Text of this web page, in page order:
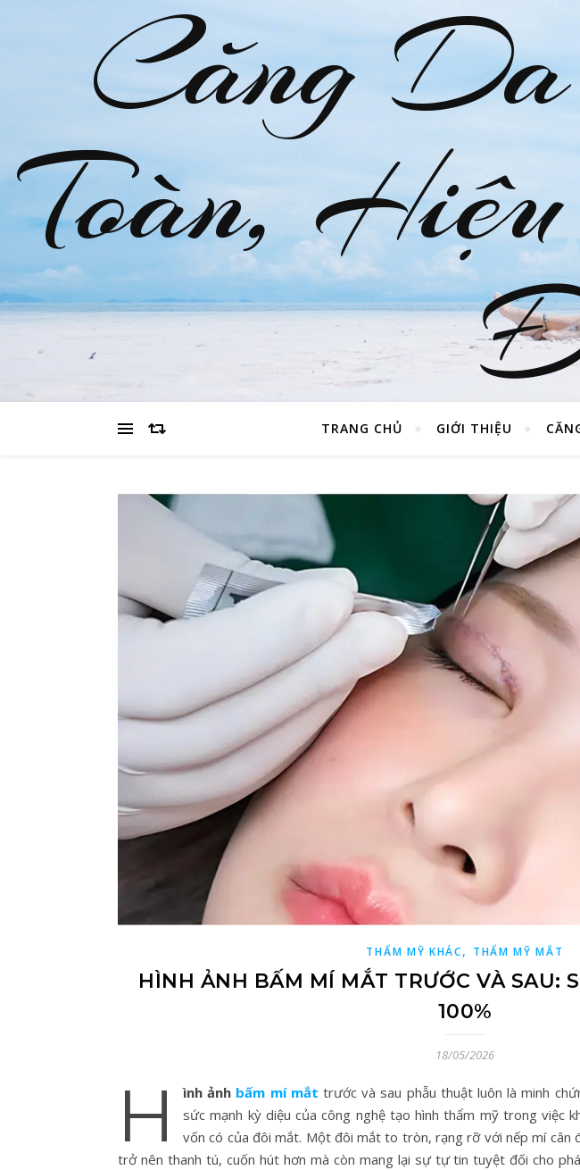
Căng
Toàn,
TRANG CHỦ GIỚI THIỆU
THẨM MỸ KHÁC, THẨM MỸ MẮT
HÌNH ẢNH BẤM MÍ MẮT TRƯỚC VÀ SAU:
100%
18/05/2026
H ình ảnh bấm mí mắt trước và sau phẫu thuật luôn là minh
sức mạnh kỳ diệu của công nghệ tạo hình thẩm mỹ trong việc
vốn có của đôi mắt. Một đôi mắt to tròn, rạng rỡ với nếp mí cân
trở nên thanh tú, cuốn hút hơn mà còn mang lại sự tự tin tuyệt đối cho